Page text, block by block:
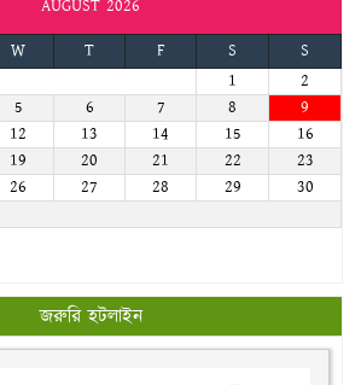
AUGUST 2026
W T F S
S
1
2
5 6 7 8
9
12 13 14 15
16
19 20 21 22
23
26 27 28 29
30
জরুরি হটলাইন